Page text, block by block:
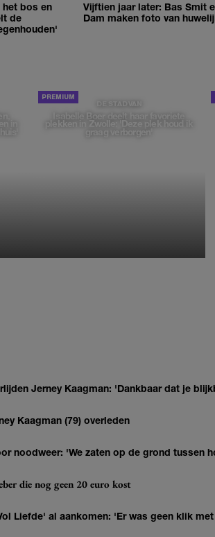
het bos en
de
Vijftien jaar later: Bas Smit
Dam maken foto van
in
DE STAD VAN
Isabelle Boer deelt haar favoriete
plekken in Zwolle: 'Deze plek houd ik
graag verborgen'
Jerney Kaagman: 'Dankbaar dat je
Kaagman (79) overleden
noodweer: 'We zaten op de grond tussen
die nog geen 20 euro kost
Liefde' al aankomen: 'Er was geen klik